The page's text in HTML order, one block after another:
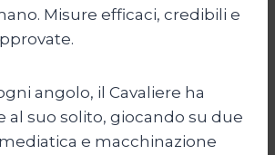
Misure efficaci, credibili e
angolo, il Cavaliere ha
al suo solito, giocando su due
e macchinazione